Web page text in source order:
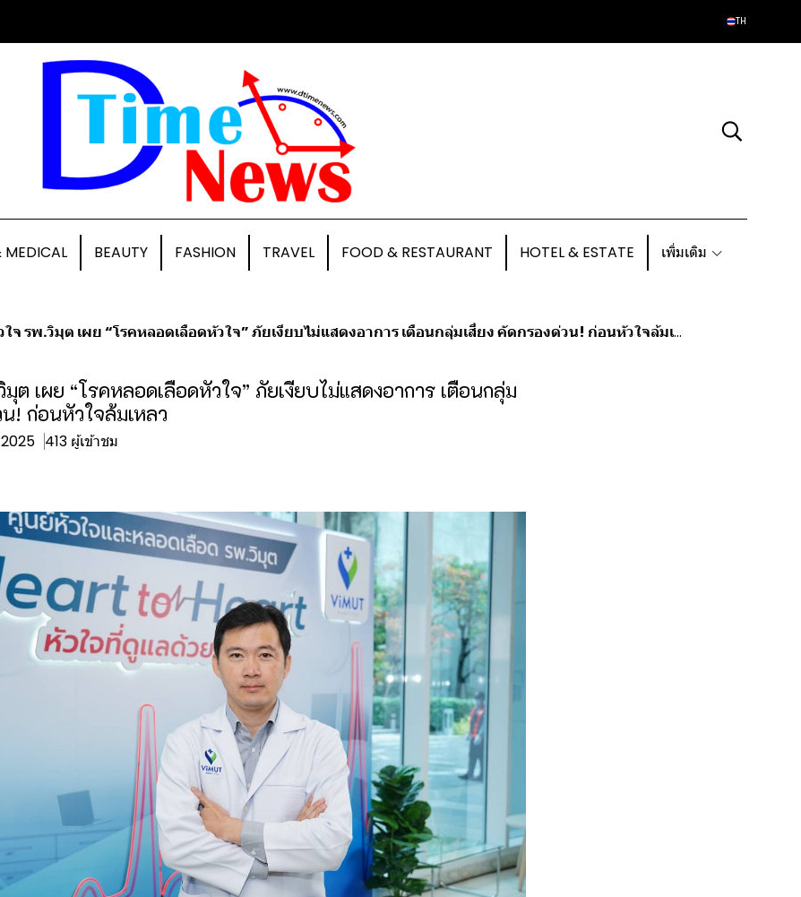
TH
MEDICAL BEAUTY FASHION TRAVEL FOOD & RESTAURANT HOTEL & ESTATE เพิ่มเติม
จ รพ.วิมุต เผย “โรคหลอดเลือดหัวใจ” ภัยเงียบไม่แสดงอาการ เตือนกลุ่มเสี่ยง คัดกรองด่วน! ก่อนหัวใจล้มเหลว
ต เผย “โรคหลอดเลือดหัวใจ” ภัยเงียบไม่แสดงอาการ เตือนกลุ่ม
! ก่อนหัวใจล้มเหลว
413 ผู้เข้าชม